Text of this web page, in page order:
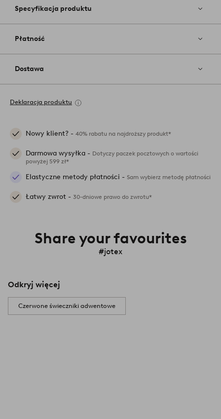
Specyfikacja produktu
Płatność
Dostawa
Deklaracja produktu
Nowy klient? - 40% rabatu na najdroższy produkt*
Darmowa wysyłka - Dotyczy paczek pocztowych o wartości
powyżej 599 zł*
Elastyczne metody płatności - Sam wybierz metodę płatności
Łatwy zwrot - 30-dniowe prawo do zwrotu*
Share your favourites
#jotex
Odkryj więcej
Czerwone świeczniki adwentowe